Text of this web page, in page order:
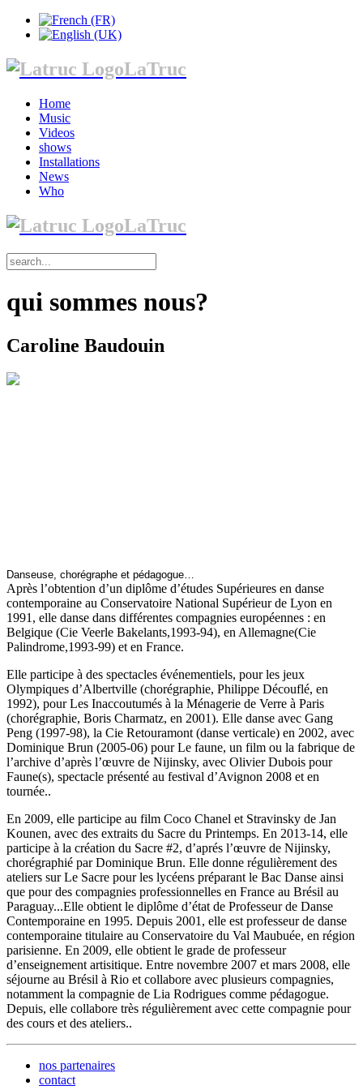
LaTruc
Home
Music
Videos
shows
Installations
News
Who
LaTruc
qui sommes nous?
Caroline Baudouin
Danseuse, chorégraphe et pédagogue…
Après l’obtention d’un diplôme d’études Supérieures en danse
contemporaine au Conservatoire National Supérieur de Lyon en
1991, elle danse dans différentes compagnies européennes : en
Belgique (Cie Veerle Bakelants,1993-94), en Allemagne(Cie
Palindrome,1993-99) et en France.
Elle participe à des spectacles événementiels, pour les jeux
Olympiques d’Albertville (chorégraphie, Philippe Découflé, en
1992), pour Les Inaccoutumés à la Ménagerie de Verre à Paris
(chorégraphie, Boris Charmatz, en 2001). Elle danse avec Gang
Peng (1997-98), la Cie Retouramont (danse verticale) en 2002, avec
Dominique Brun (2005-06) pour Le faune, un film ou la fabrique de
l’archive d’après l’œuvre de Nijinsky, avec Olivier Dubois pour
Faune(s), spectacle présenté au festival d’Avignon 2008 et en
tournée..
En 2009, elle participe au film Coco Chanel et Stravinsky de Jan
Kounen, avec des extraits du Sacre du Printemps. En 2013-14, elle
participe à la création du Sacre #2, d’aprés l’œuvre de Nijinsky,
chorégraphié par Dominique Brun. Elle donne régulièrement des
ateliers sur Le Sacre pour les lycéens préparant le Bac Danse ainsi
que pour des compagnies professionnelles en France au Brésil au
Paraguay...Elle obtient le diplôme d’état de Professeur de Danse
Contemporaine en 1995. Depuis 2001, elle est professeur de danse
contemporaine titulaire au Conservatoire du Val Maubuée, en région
parisienne. En 2009, elle obtient le grade de professeur
d’enseignement artisitique. Entre novembre 2007 et mars 2008, elle
séjourne au Brésil à Rio et collabore avec plusieurs compagnies,
notamment la compagnie de Lia Rodrigues comme pédagogue.
Depuis, elle collabore très régulièrement avec cette compagnie pour
des cours et des ateliers..
nos partenaires
contact